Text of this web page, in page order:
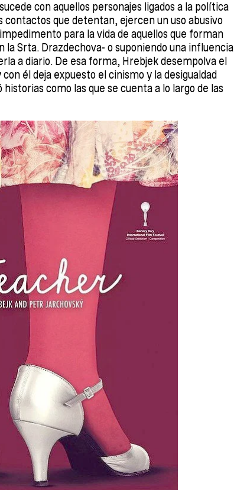
con aquellos personajes ligados a la política
contactos que detentan, ejercen un uso abusivo
para la vida de aquellos que forman
Srta. Drazdechova- o suponiendo una influencia
a diario. De esa forma, Hrebjek desempolva el
él deja expuesto el cinismo y la desigualdad
como las que se cuenta a lo largo de las